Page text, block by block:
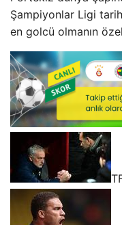
Şampiyonlar Ligi
en golcü olmanın